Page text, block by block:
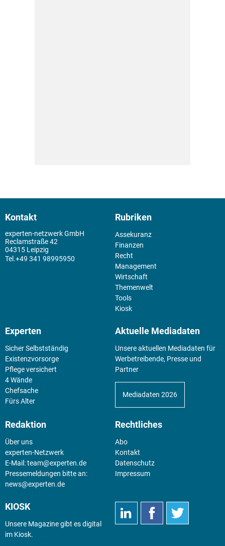
Kontakt
experten-netzwerk GmbH
Reclamstraße 42
04315 Leipzig
+49 341 98995950
Rubriken
Assekuranz
Finanzen
Recht
Management
Wirtschaft
Themenwelt
Tools
Kiosk
Experten
Sicher Selbstständig
Existenz­vorsorge
Pflege versichert
4 Wände
Chefsache
Fürs Alter
Aktuelle Mediadaten
Unsere aktuellen Mediadaten für
Werbetreibende, Presse und
Partner
Mediadaten 2026
Redaktion
Über uns
experten-Netzwerk
E-Mail:team@experten.de
Pressemeldungen bitte an:
news@experten.de
Rechtliches
Abo
Kontakt
Datenschutz
Impressum
KIOSK
Unsere Magazine gibt es digital
im Kiosk.